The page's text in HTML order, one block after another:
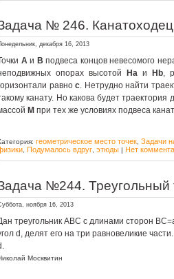
№ 246. Канатоходец
декабря 16, 2013
Aи B подвеса концов невесомого
опорах высотой
Ha и Hb,
равнос. Нетрудно найти
канату. Но какова будет
M при тех же условиях подвеса
геометрическое место точек Задачи
Подумалось вдруг этюды | Нет
№244. Треугольный
ноября 16, 2013
треугольник ABC с длинами сторон
d, делят его на три равновеликие
Москвитин